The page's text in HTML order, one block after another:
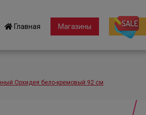
Главная Магазины
Орхидея бело-кремовый 92 см